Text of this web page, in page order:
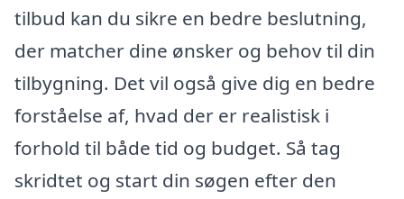
tilbud kan du sikre en bedre beslutning,
der matcher dine ønsker og behov til din
tilbygning. Det vil også give dig en bedre
forståelse af, hvad der er realistisk i
forhold til både tid og budget. Så tag
skridtet og start din søgen efter den